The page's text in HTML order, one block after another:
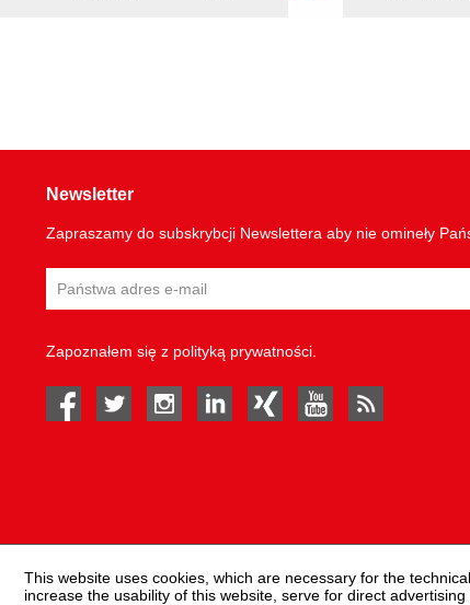
Newsletter
Zapraszamy do subskrybcji Newslettera aby nie omineły
Zapoznałem się z polityką prywatności
facebook twitter instagramlinked in Xing youtube
This website uses cookies, which are necessary for the
increase the usability of this website, serve for direct